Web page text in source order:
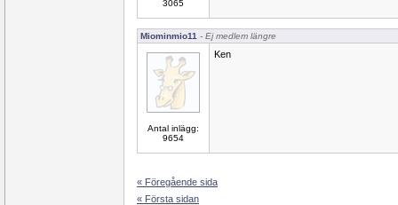
3065
Miominmio11 - Ej medlem längre
Antal inlägg:
9654
Ken
« Föregående sida
« Första sidan